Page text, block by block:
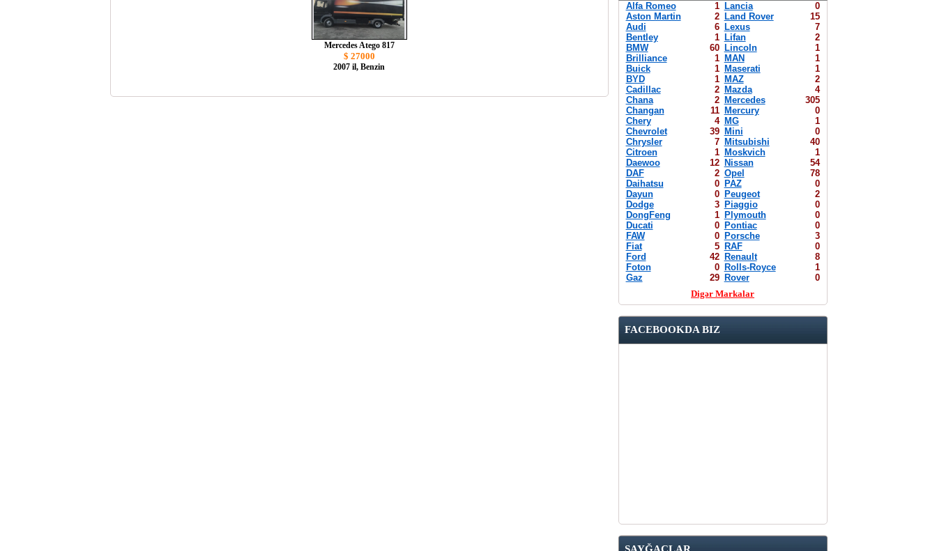
Mercedes Atego 817
$ 27000
2007 il, Benzin
Alfa Romeo
1
Aston Martin
2
Audi
6
Bentley
1
BMW
60
Brilliance
1
Buick
1
BYD
1
Cadillac
2
Chana
2
Changan
11
Chery
4
Chevrolet
39
Chrysler
7
Citroen
1
Daewoo
12
DAF
2
Daihatsu
0
Dayun
0
Dodge
3
DongFeng
1
Ducati
0
FAW
0
Fiat
5
Ford
42
Foton
0
Gaz
29
Lancia
0
Land Rover
15
Lexus
7
Lifan
2
Lincoln
1
MAN
1
Maserati
1
MAZ
2
Mazda
4
Mercedes
305
Mercury
0
MG
1
Mini
0
Mitsubishi
40
Moskvich
1
Nissan
54
Opel
78
PAZ
0
Peugeot
2
Piaggio
0
Plymouth
0
Pontiac
0
Porsche
3
RAF
0
Renault
8
Rolls-Royce
1
Rover
0
Digər Markalar
FACEBOOKDA BIZ